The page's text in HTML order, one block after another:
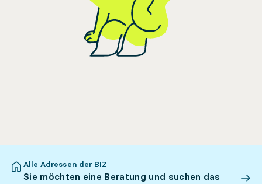
Alle Adressen der BIZ
Sie möchten eine Beratung und suchen das